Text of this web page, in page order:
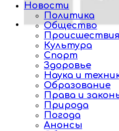
Новости
Политика
Общество
Происшествия
Культура
Спорт
Здоровье
Наука и
Образование
Права и
Природа
Погода
Анонсы